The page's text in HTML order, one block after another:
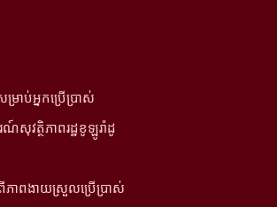
ាប់អ្នកប្រើប្រាស់
វត្ថិភាពរដ្ឋខូឡូរ៉ាដូ
ភាពងាយស្រួលប្រើប្រាស់